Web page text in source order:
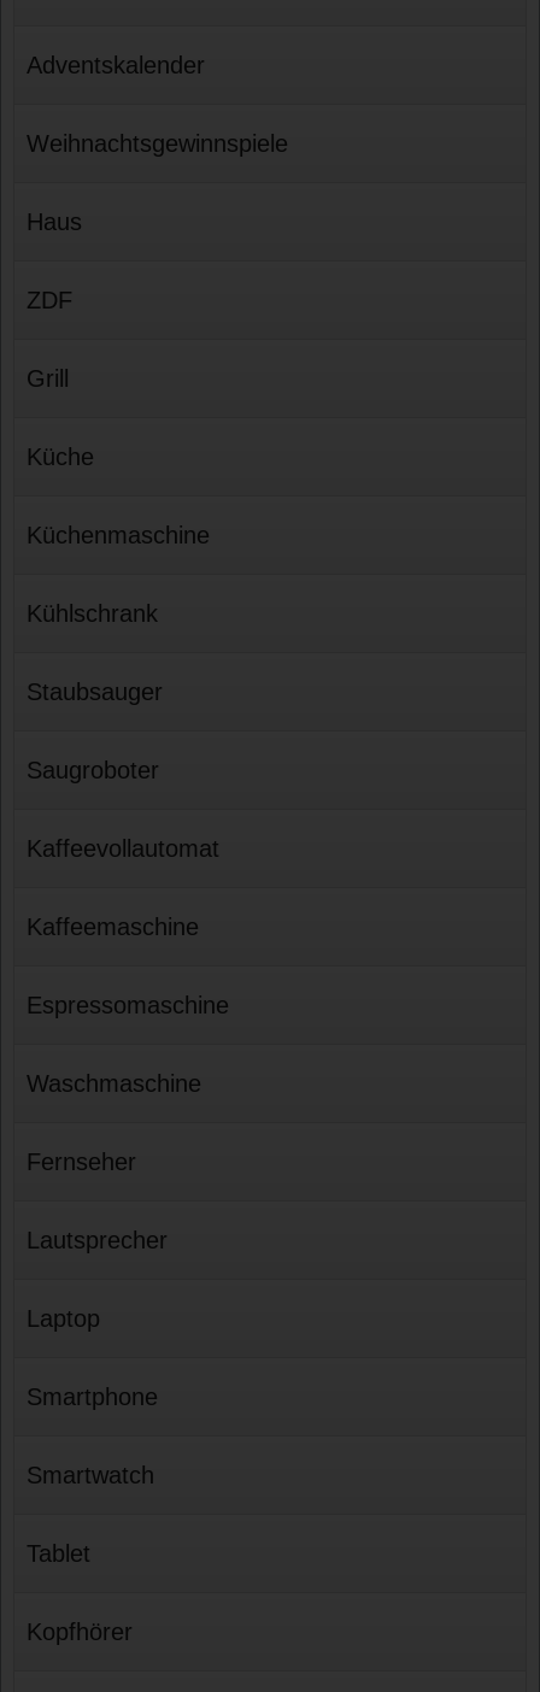
Adventskalender
Weihnachtsgewinnspiele
Haus
ZDF
Grill
Küche
Küchenmaschine
Kühlschrank
Staubsauger
Saugroboter
Kaffeevollautomat
Kaffeemaschine
Espressomaschine
Waschmaschine
Fernseher
Lautsprecher
Laptop
Smartphone
Smartwatch
Tablet
Kopfhörer